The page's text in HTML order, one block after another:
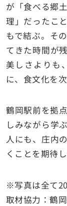
が「食べる郷
理」だったこ
もで結ぶ。そ
てきた時間が
美しさよりも
に、食文化を
鶴岡駅前を拠
しみながら学
人にも、庄内
くことを期待し
※写真は全て
取材協力：鶴